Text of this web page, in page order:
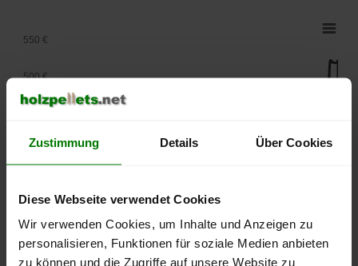
Zustimmung Details Über Cookies
Diese Webseite verwendet Cookies
Wir verwenden Cookies, um Inhalte und Anzeigen zu
personalisieren, Funktionen für soziale Medien anbieten
zu können und die Zugriffe auf unsere Website zu
250 €
300 €
400 €
500 €
550 €